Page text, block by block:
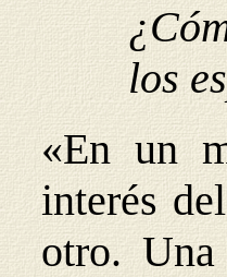
los
«En un
interés
otro.